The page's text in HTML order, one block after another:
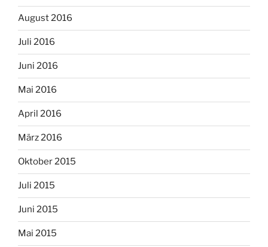
August 2016
Juli 2016
Juni 2016
Mai 2016
April 2016
März 2016
Oktober 2015
Juli 2015
Juni 2015
Mai 2015